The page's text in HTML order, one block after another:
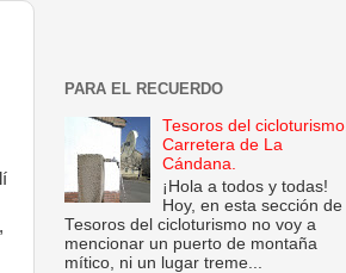
PARA EL RECUERDO
Tesoros del cicloturismo.
Carretera de La
Cándana.
¡Hola a todos y todas!
Hoy, en esta sección de
Tesoros del cicloturismo no voy a
mencionar un puerto de montaña
mítico, ni un lugar treme...